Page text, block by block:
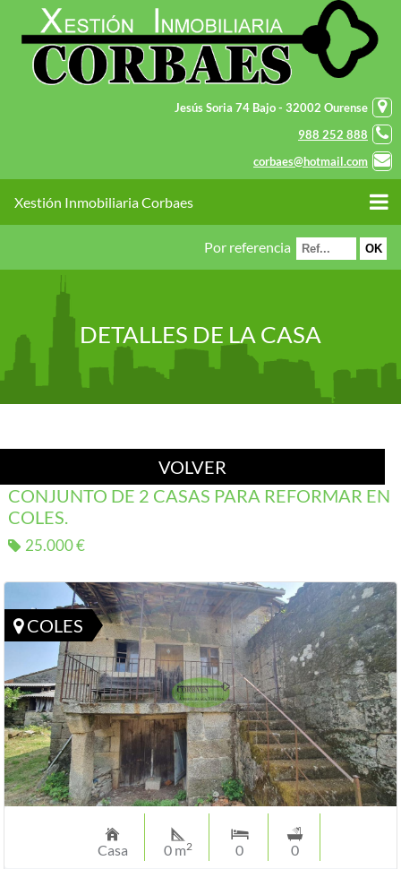
Jesús Soria 74 Bajo - 32002 Ourense
988 252 888
corbaes@hotmail.com
Xestión Inmobiliaria Corbaes
Por referencia
DETALLES DE LA CASA
VOLVER
CONJUNTO DE 2 CASAS PARA REFORMAR EN
COLES.
25.000 €
COLES
Casa 0 m2 0 0